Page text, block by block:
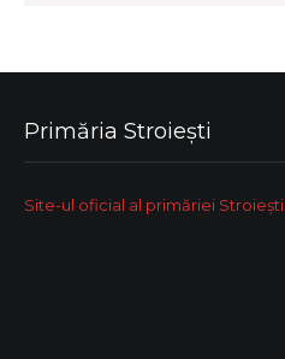
Primăria Stroiești
Site-ul oficial al primăriei Stroiești